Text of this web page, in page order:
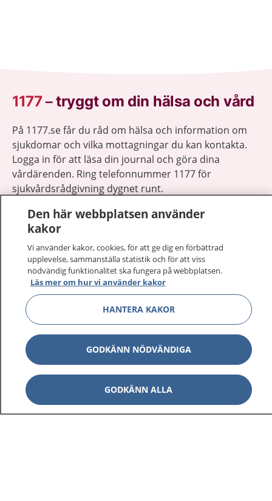
1177–tryggt om din hälsa och vård
På 1177.se får du råd om hälsa och information om
sjukdomar och vilka mottagningar du kan kontakta.
Logga in för att läsa din journal och göra dina
vårdärenden. Ring telefonnummer 1177 för
sjukvårdsrådgivning dygnet runt.
1177 på flera språk
Om 1177 Visa
Kontakt Visa
Behandling av personuppgifter
Den här webbplatsen använder
kakor
Vi använder kakor, cookies, för att ge dig en förbättrad
upplevelse, sammanställa statistik och för att viss
nödvändig funktionalitet ska fungera på webbplatsen.
Läs mer om hur vi använder kakor
HANTERA KAKOR
GODKÄNN NÖDVÄNDIGA
GODKÄNN ALLA